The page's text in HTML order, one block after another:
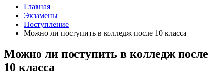
Главная
Экзамены
Поступление
Можно ли поступить в колледж после 10 класса
Можно ли поступить в колледж после
10 класса